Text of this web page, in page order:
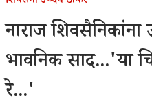
नाराज शिवसैनिकांना
भावनिक साद...'या
रे...'